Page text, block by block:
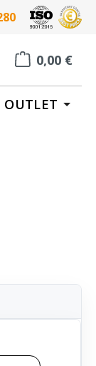
0,00 €
Warenkorb
OUTLET